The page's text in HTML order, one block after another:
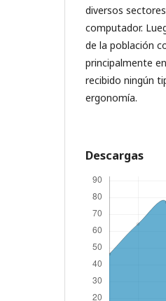
diversos
computador.
de la población
principalmente
recibido ningún
ergonomía.
Descargas